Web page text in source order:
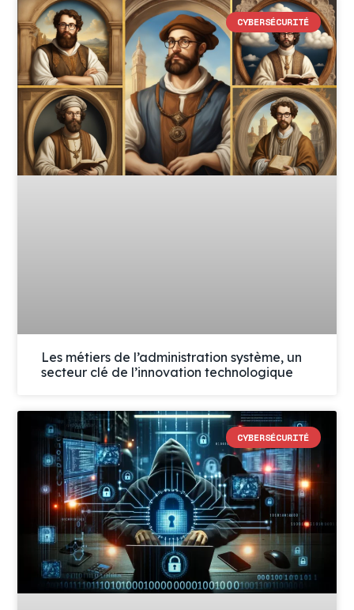
CYBERSÉCURITÉ
Les métiers de l’administration système, un
secteur clé de l’innovation technologique
CYBERSÉCURITÉ